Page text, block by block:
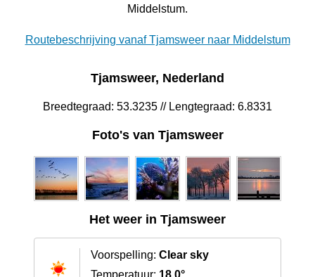
Middelstum.
Routebeschrijving vanaf Tjamsweer naar Middelstum
Tjamsweer, Nederland
Breedtegraad: 53.3235 // Lengtegraad: 6.8331
Foto's van Tjamsweer
Het weer in Tjamsweer
Voorspelling: Clear sky